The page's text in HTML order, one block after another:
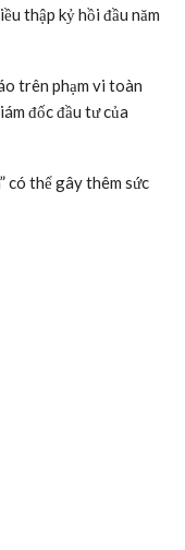
thập kỷ hồi đầu năm
trên phạm vi toàn
đốc đầu tư của
có thể gây thêm sức